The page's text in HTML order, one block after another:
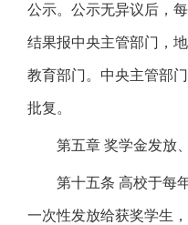
公示。公示无异议后，
结果报中央主管部门，
教育部门。中央主管部
批复。
第五章 奖学金发放
第十五条 高校于每
一次性发放给获奖学生